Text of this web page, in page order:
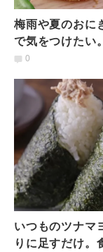
梅雨や夏のおに
で気をつけたい
対策のポイント
0
いつものツナマ
りに足すだけ。